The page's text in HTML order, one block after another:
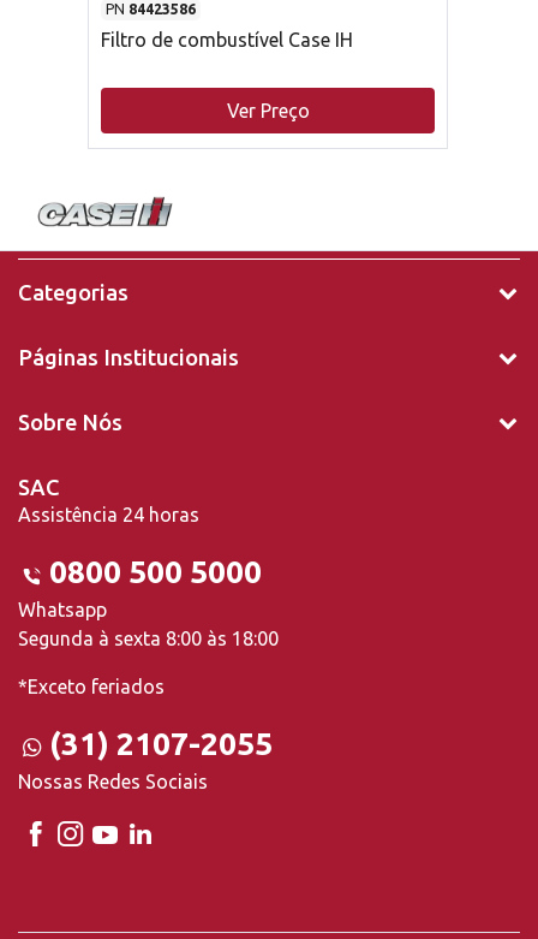
PN 84423586
Filtro de combustível Case IH
Ver Preço
Categorias
Páginas Institucionais
Sobre Nós
SAC
Assistência 24 horas
0800 500 5000
Whatsapp
Segunda à sexta 8:00 às 18:00
*Exceto feriados
(31) 2107-2055
Nossas Redes Sociais